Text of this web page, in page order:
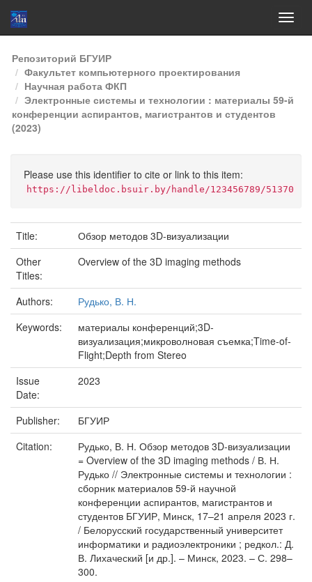
Skip
navigation
Репозиторий БГУИР
Факультет компьютерного проектирования
Научная работа ФКП
Электронные системы и технологии : материалы 59-й
конференции аспирантов, магистрантов и студентов
(2023)
Please use this identifier to cite or link to this item:
https://libeldoc.bsuir.by/handle/123456789/51370
Title:
Обзор методов 3D-визуализации
Other
Titles:
Overview of the 3D imaging methods
Authors:
Рудько, В. Н.
Keywords:
материалы конференций;3D-
визуализация;микроволновая съемка;Time-of-
Flight;Depth from Stereo
Issue
Date:
2023
Publisher:
БГУИР
Citation:
Рудько, В. Н. Обзор методов 3D-визуализации
= Overview of the 3D imaging methods / В. Н.
Рудько // Электронные системы и технологии :
сборник материалов 59-й научной
конференции аспирантов, магистрантов и
студентов БГУИР, Минск, 17–21 апреля 2023 г.
/ Белорусский государственный университет
информатики и радиоэлектроники ; редкол.: Д.
В. Лихаческий [и др.]. – Минск, 2023. – С. 298–
300.